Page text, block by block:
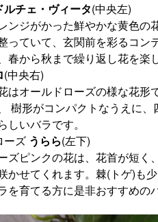
ルチェ・ヴィータ(中央左)
ンジがかった鮮やかな黄色の
っていて、玄関前を彩るコン
春から秋まで繰り返し花を楽
(中央右)
はオールドローズの様な花形
樹形がコンパクトなうえに
しいバラです。
ーズ うらら(左下)
ズピンクの花は、花首が短く
かせてくれます。棘(トゲ)も
を育てる方に是非おすすめの